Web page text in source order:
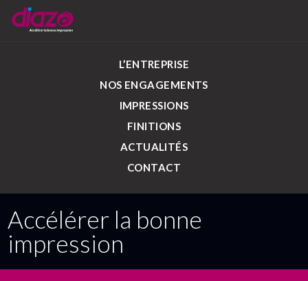
L’ENTREPRISE
NOS ENGAGEMENTS
IMPRESSIONS
FINITIONS
ACTUALITÉS
CONTACT
Accélérer la bonne
impression